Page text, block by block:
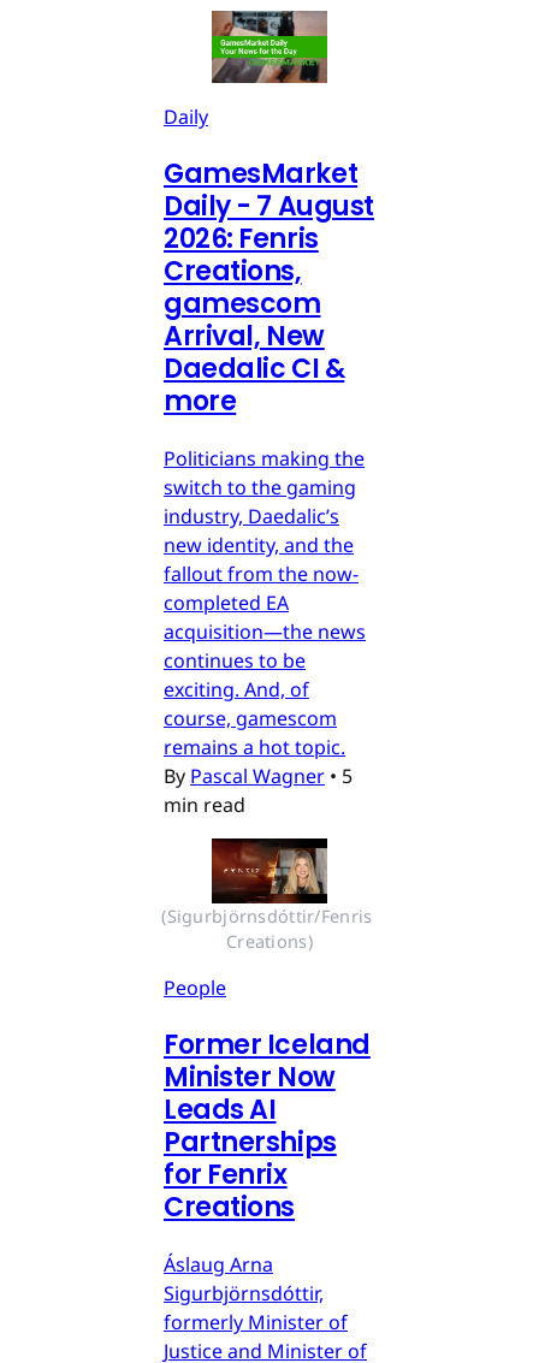
Daily
GamesMarket
Daily - 7 August
2026: Fenris
Creations,
gamescom
Arrival, New
Daedalic CI &
more
Politicians making the
switch to the gaming
industry, Daedalic’s
new identity, and the
fallout from the now-
completed EA
acquisition—the news
continues to be
exciting. And, of
course, gamescom
remains a hot topic.
By Pascal Wagner • 5
min read
(Sigurbjörnsdóttir/Fenris
Creations)
People
Former Iceland
Minister Now
Leads AI
Partnerships
for Fenrix
Creations
Áslaug Arna
Sigurbjörnsdóttir,
formerly Minister of
Justice and Minister of